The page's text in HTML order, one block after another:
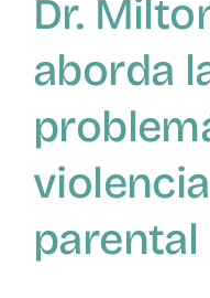
SEVIFIP CONECTA
Mapa de recursos
Observatorio VFP
Dr.
aborda
parental